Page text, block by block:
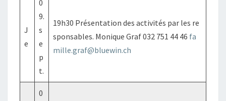
J
e
0
9.
s
e
p
t.
19h30 Présentation des activités par les re
sponsables. Monique Graf 032 751 44 46 fa
mille.graf@bluewin.ch
0